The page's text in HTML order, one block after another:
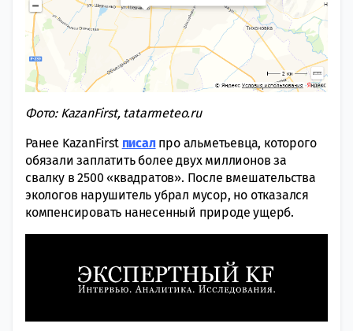
Фото: KazanFirst, tatarmeteo.ru
Ранее KazanFirst писалпро альметьевца, которого
обязали заплатить более двух миллионов за
свалку в 2500 «квадратов». После вмешательства
экологов нарушитель убрал мусор, но отказался
компенсировать нанесенный природе ущерб.